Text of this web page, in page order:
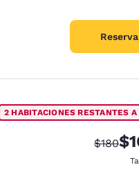
2 HABITACIONES RESTANTES
Precio
$180